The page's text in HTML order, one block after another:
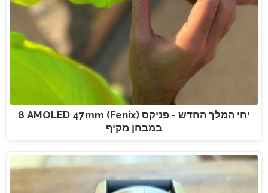
יחי המלך החדש - פניקס (Fenix) 8 AMOLED 47mm
במבחן מקיף